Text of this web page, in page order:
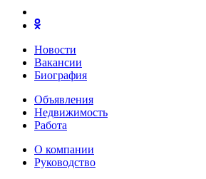
Новости
Вакансии
Биография
Объявления
Недвижимость
Работа
О компании
Руководство